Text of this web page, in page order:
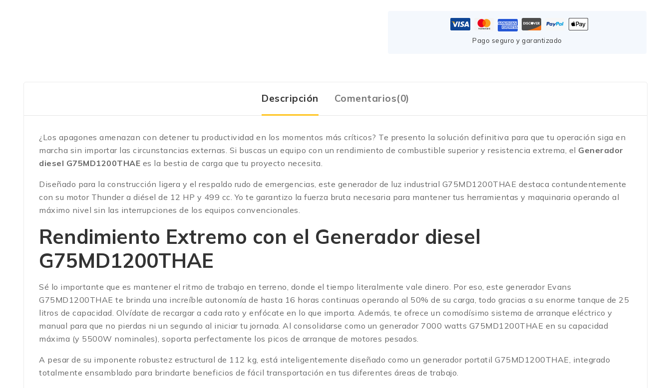
Pago seguro y garantizado
Descripción Comentarios(0)
¿Los apagones amenazan con detener tu productividad en los momentos más críticos? Te presento la solución definitiva para que tu operación siga en
marcha sin importar las circunstancias externas. Si buscas un equipo con un rendimiento de combustible superior y resistencia extrema, el Generador
diesel G75MD1200THAE es la bestia de carga que tu proyecto necesita.
Diseñado para la construcción ligera y el respaldo rudo de emergencias, este generador de luz industrial G75MD1200THAE destaca contundentemente
con su motor Thunder a diésel de 12 HP y 499 cc. Yo te garantizo la fuerza bruta necesaria para mantener tus herramientas y maquinaria operando al
máximo nivel sin las interrupciones de los equipos convencionales.
Rendimiento Extremo con el Generador diesel
G75MD1200THAE
Sé lo importante que es mantener el ritmo de trabajo en terreno, donde el tiempo literalmente vale dinero. Por eso, este generador Evans
G75MD1200THAE te brinda una increíble autonomía de hasta 16 horas continuas operando al 50% de su carga, todo gracias a su enorme tanque de 25
litros de capacidad. Olvídate de recargar a cada rato y enfócate en lo que importa. Además, te ofrece un comodísimo sistema de arranque eléctrico y
manual para que no pierdas ni un segundo al iniciar tu jornada. Al consolidarse como un generador 7000 watts G75MD1200THAE en su capacidad
máxima (y 5500W nominales), soporta perfectamente los picos de arranque de motores pesados.
A pesar de su imponente robustez estructural de 112 kg, está inteligentemente diseñado como un generador portatil G75MD1200THAE, integrado
totalmente ensamblado para brindarte beneficios de fácil transportación en tus diferentes áreas de trabajo.